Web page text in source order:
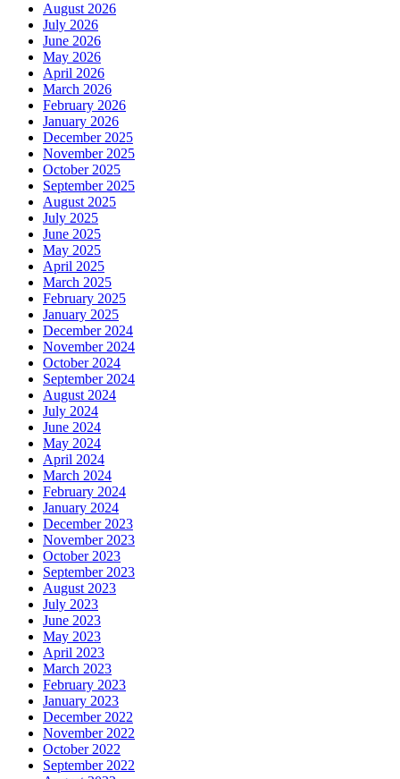
August 2026
July 2026
June 2026
May 2026
April 2026
March 2026
February 2026
January 2026
December 2025
November 2025
October 2025
September 2025
August 2025
July 2025
June 2025
May 2025
April 2025
March 2025
February 2025
January 2025
December 2024
November 2024
October 2024
September 2024
August 2024
July 2024
June 2024
May 2024
April 2024
March 2024
February 2024
January 2024
December 2023
November 2023
October 2023
September 2023
August 2023
July 2023
June 2023
May 2023
April 2023
March 2023
February 2023
January 2023
December 2022
November 2022
October 2022
September 2022